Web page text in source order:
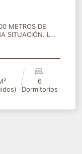
METROS DE
SITUACIÓN. LA
6
Dormitorios